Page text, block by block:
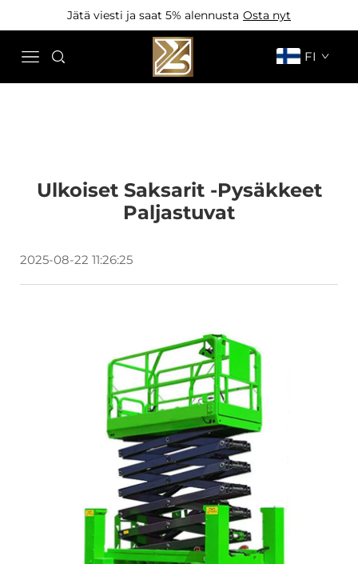
Jätä viesti ja saat 5% alennusta Osta nyt
FI
Ulkoiset Saksarit -pysäkkeet
Paljastuvat
2025-08-22 11:26:25